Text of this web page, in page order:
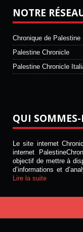
NOTRE
Chronique de Palestine
Palestine Chronicle
Palestine Chronicle
QUI
Le site internet
internet
objectif de mettre à
d’informations et
Lire la suite